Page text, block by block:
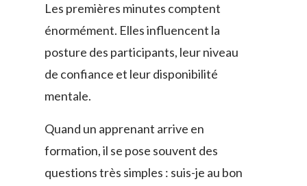
Les premières minutes comptent
énormément. Elles influencent la
posture des participants, leur niveau
de confiance et leur disponibilité
mentale.
Quand un apprenant arrive en
formation, il se pose souvent des
questions très simples : suis-je au bon